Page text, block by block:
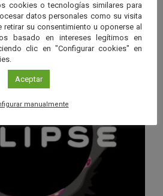
ENE 2028
/Gérgal,Granada,
en
cookies o tecnologías similares para
datos personales como su visita
retirar su consentimiento u oponerse al
basado en intereses legítimos en
clic en "Configurar cookies" en
Aceptar
manualmente